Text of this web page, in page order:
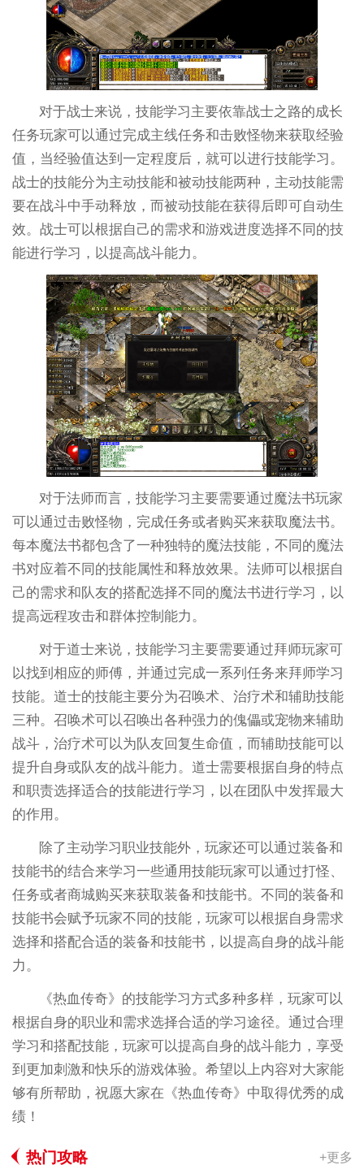
对于战士来说，技能学习主要依靠战士之路的成长
任务玩家可以通过完成主线任务和击败怪物来获取经验
值，当经验值达到一定程度后，就可以进行技能学习。
战士的技能分为主动技能和被动技能两种，主动技能需
要在战斗中手动释放，而被动技能在获得后即可自动生
效。战士可以根据自己的需求和游戏进度选择不同的技
能进行学习，以提高战斗能力。
对于法师而言，技能学习主要需要通过魔法书玩家
可以通过击败怪物，完成任务或者购买来获取魔法书。
每本魔法书都包含了一种独特的魔法技能，不同的魔法
书对应着不同的技能属性和释放效果。法师可以根据自
己的需求和队友的搭配选择不同的魔法书进行学习，以
提高远程攻击和群体控制能力。
对于道士来说，技能学习主要需要通过拜师玩家可
以找到相应的师傅，并通过完成一系列任务来拜师学习
技能。道士的技能主要分为召唤术、治疗术和辅助技能
三种。召唤术可以召唤出各种强力的傀儡或宠物来辅助
战斗，治疗术可以为队友回复生命值，而辅助技能可以
提升自身或队友的战斗能力。道士需要根据自身的特点
和职责选择适合的技能进行学习，以在团队中发挥最大
的作用。
除了主动学习职业技能外，玩家还可以通过装备和
技能书的结合来学习一些通用技能玩家可以通过打怪、
任务或者商城购买来获取装备和技能书。不同的装备和
技能书会赋予玩家不同的技能，玩家可以根据自身需求
选择和搭配合适的装备和技能书，以提高自身的战斗能
力。
《热血传奇》的技能学习方式多种多样，玩家可以
根据自身的职业和需求选择合适的学习途径。通过合理
学习和搭配技能，玩家可以提高自身的战斗能力，享受
到更加刺激和快乐的游戏体验。希望以上内容对大家能
够有所帮助，祝愿大家在《热血传奇》中取得优秀的成
绩！
热门攻略 +更多